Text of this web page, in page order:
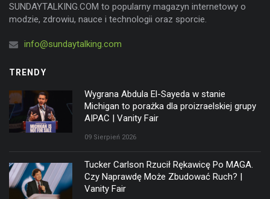
SUNDAYTALKING.COM to popularny magazyn internetowy o
modzie, zdrowiu, nauce i technologii oraz sporcie.
info@sundaytalking.com
TRENDY
Wygrana Abdula El-Sayeda w stanie
Michigan to porażka dla proizraelskiej grupy
AIPAC | Vanity Fair
09 Sierpień 2026
Tucker Carlson Rzucił Rękawicę Po MAGA.
Czy Naprawdę Może Zbudować Ruch? |
Vanity Fair